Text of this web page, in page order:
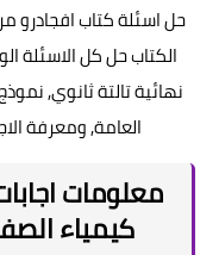
حل اسئلة كتاب افجادرو
الكتاب حل كل الاسئلة
نهائية تالتة ثانوي,
العامة, ومعرفة
معلومات
كيمياء الصف